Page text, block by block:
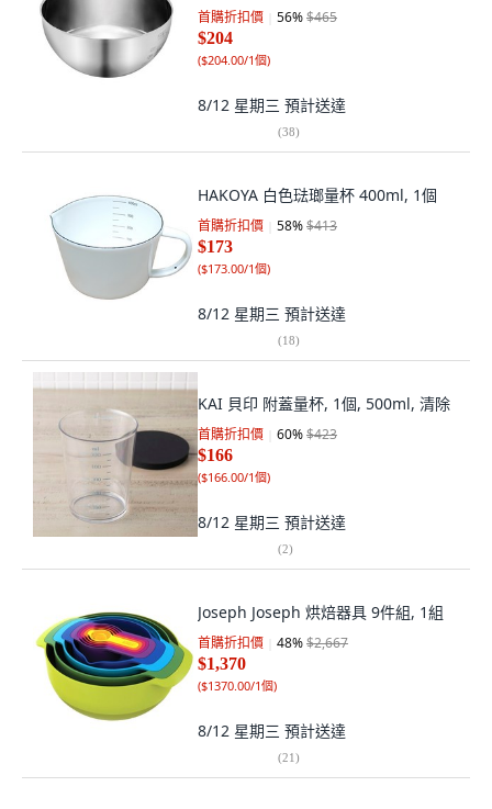
首購折扣價 56%$465
$204
($204.00/1個)
8/12 星期三 預計送達
(38)
HAKOYA 白色琺瑯量杯 400ml, 1個
首購折扣價 58%$413
$173
($173.00/1個)
8/12 星期三 預計送達
(18)
KAI 貝印 附蓋量杯, 1個, 500ml, 清除
首購折扣價 60%$423
$166
($166.00/1個)
8/12 星期三 預計送達
(2)
Joseph Joseph 烘焙器具 9件組, 1組
首購折扣價 48%$2,667
$1,370
($1370.00/1個)
8/12 星期三 預計送達
(21)